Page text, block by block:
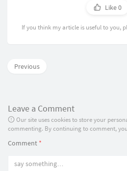
Like0
If you think my article is useful to you,
Previous
Leave a Comment
Our site uses cookies to store your
commenting. By continuing to comment,
Comment *